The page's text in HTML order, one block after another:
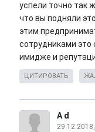
успели точно так
что вы подняли
этим
сотрудниками это
имидже и
ЦИТИРОВАТЬ
A d